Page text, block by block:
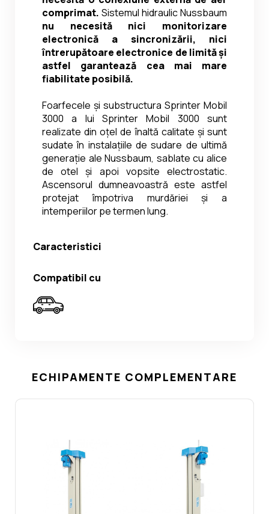
comprimat.
nu necesită nici monitorizare
electronică a sincronizării, nici
întrerupătoare electronice de limită și
astfel garantează cea mai mare
fiabilitate posibilă.
Foarfecele și substructura Sprinter Mobil
3000 a lui Sprinter Mobil 3000 sunt
realizate din oțel de înaltă calitate și sunt
sudate în instalațiile de sudare de ultimă
generație ale Nussbaum, sablate cu alice
de otel și apoi vopsite electrostatic.
Ascensorul dumneavoastră este astfel
protejat împotriva murdăriei și a
intemperiilor pe termen lung.
Caracteristici
Compatibil cu
ECHIPAMENTE COMPLEMENTARE